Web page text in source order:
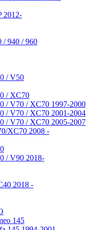
2012-
/ 940 / 960
/ V50
/ XC70
/ V70 / XC70 1997-2000
/ V70 / XC70 2001-2004
/ V70 / XC70 2005-2007
XC70 2008 -
/ V90 2018-
2018 -
145